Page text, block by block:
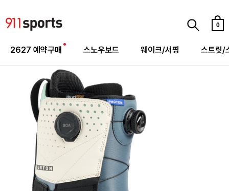
0
2627 예약구매 스노우보드 웨이크/서핑 스트릿/